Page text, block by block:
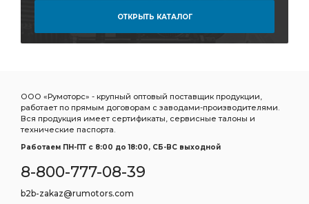
ОТКРЫТЬ КАТАЛОГ
ООО «Румоторс» - крупный оптовый поставщик продукции,
работает по прямым договорам с заводами-производителями.
Вся продукция имеет сертификаты, сервисные талоны и
технические паспорта.
Работаем ПН-ПТ c 8:00 до 18:00, СБ-ВС выходной
8-800-777-08-39
b2b-zakaz@rumotors.com